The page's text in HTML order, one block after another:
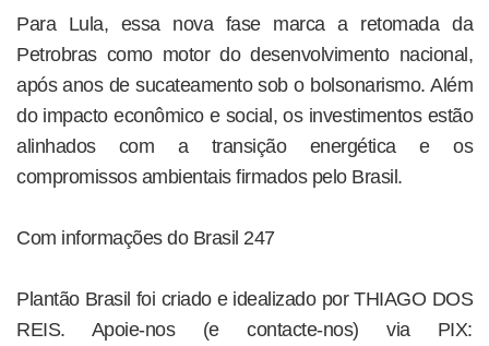
Para Lula, essa nova fase marca a retomada da
Petrobras como motor do desenvolvimento nacional,
após anos de sucateamento sob o bolsonarismo. Além
do impacto econômico e social, os investimentos estão
alinhados com a transição energética e os
compromissos ambientais firmados pelo Brasil.
Com informações do Brasil 247
Plantão Brasil foi criado e idealizado por THIAGO DOS
REIS. Apoie-nos (e contacte-nos) via PIX: